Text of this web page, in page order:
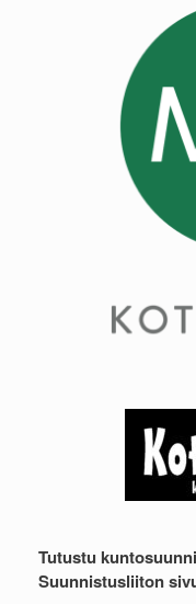
Tutustu
Suunnistusliiton